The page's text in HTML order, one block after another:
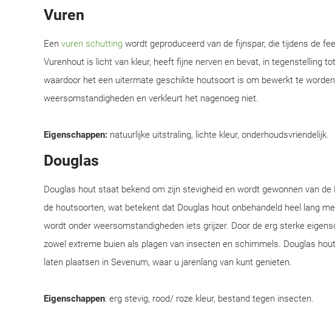
Vuren
Een vuren schutting wordt geproduceerd van de fijnspar, die tijdens de
Vurenhout is licht van kleur, heeft fijne nerven en bevat, in tegenstelling
waardoor het een uitermate geschikte houtsoort is om bewerkt te
weersomstandigheden en verkleurt het nagenoeg niet.
Eigenschappen: natuurlijke uitstraling, lichte kleur, onderhoudsvriendelijk.
Douglas
Douglas hout staat bekend om zijn stevigheid en wordt gewonnen van
de houtsoorten, wat betekent dat Douglas hout onbehandeld heel lang
wordt onder weersomstandigheden iets grijzer. Door de erg sterke
zowel extreme buien als plagen van insecten en schimmels. Douglas
laten plaatsen in Sevenum, waar u jarenlang van kunt genieten.
Eigenschappen: erg stevig, rood/ roze kleur, bestand tegen insecten.